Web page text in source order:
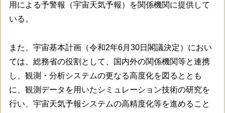
用による予警報（宇宙天気予報）を関係機関に提供して
いる。
また、宇宙基本計画（令和2年6月30日閣議決定）におい
ては、総務省の役割として、国内外の関係機関等と連携
し、観測・分析システムの更なる高度化を図るととも
に、観測データを用いたシミュレーション技術の研究を
行い、宇宙天気予報システムの高精度化等を進めること